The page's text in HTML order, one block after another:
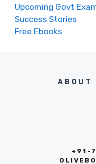
Upcoming Govt
Success Stories
Free Ebooks
ABOUT
+91-